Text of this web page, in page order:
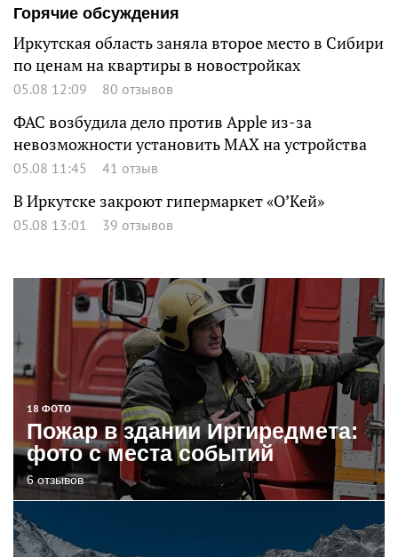
Горячие обсуждения
Иркутская область заняла второе место в Сибири
по ценам на квартиры в новостройках
05.08 12:09 80 отзывов
ФАС возбудила дело против Apple из-за
невозможности установить MAX на устройства
05.08 11:45 41 отзыв
В Иркутске закроют гипермаркет «О’Кей»
05.08 13:01 39 отзывов
18 ФОТО
Пожар в здании Иргиредмета:
фото с места событий
6 отзывов